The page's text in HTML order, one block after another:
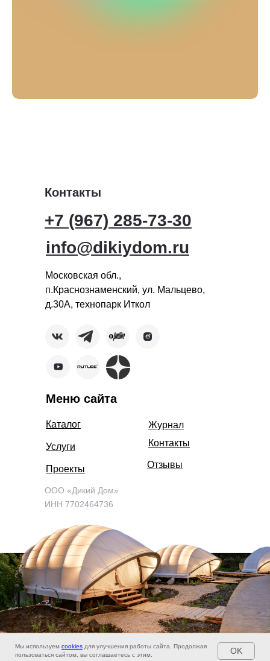
Мы используем cookies для улучшения работы сайта. Продолжая
пользоваться сайтом, вы соглашаетесь с этим.
OK
+7 (967) 285-73-30
info@dikiydom.ru
Московская обл.,
п.Краснознаменский, ул. Мальцево,
д.30А, технопарк Иткол
Меню сайта
Каталог
Услуги
Проекты
Журнал
Отзывы
Контакты
Контакты
ООО «Дикий Дом»
ИНН 7702464736
ОТВЕТЬ НА ВОПРОСЫ И ПОЛУЧИ ЧЕК-ЛИСТ
«Проверь свою землю»